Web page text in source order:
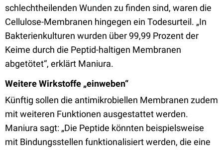
schlechtheilenden Wunden zu finden sind, waren die
Cellulose-Membranen hingegen ein Todesurteil. „In
Bakterienkulturen wurden über 99,99 Prozent der
Keime durch die Peptid-haltigen Membranen
abgetötet“, erklärt Maniura.
Weitere Wirkstoffe „einweben“
Künftig sollen die antimikrobiellen Membranen zudem
mit weiteren Funktionen ausgestattet werden.
Maniura sagt: „Die Peptide könnten beispielsweise
mit Bindungsstellen funktionalisiert werden, die eine